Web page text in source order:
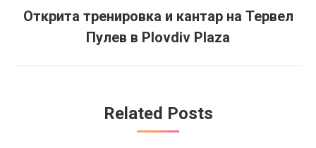
Next
post:
Открита тренировка и кантар на Тервел
Пулев в Plovdiv Plaza
Related Posts